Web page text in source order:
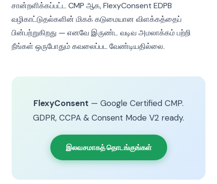
சான்றளிக்கப்பட்ட CMP ஆக, FlexyConsent EDPB
வழிகாட்டுதல்களின் மிகக் கடுமையான விளக்கத்தைப்
பின்பற்றுகிறது — எனவே இருண்ட வடிவ அமலாக்கம் பற்றி
நீங்கள் ஒருபோதும் கவலைப்பட வேண்டியதில்லை.
FlexyConsent — Google Certified CMP.
GDPR, CCPA & Consent Mode V2 ready.
இலவசமாகத் தொடங்குங்கள்